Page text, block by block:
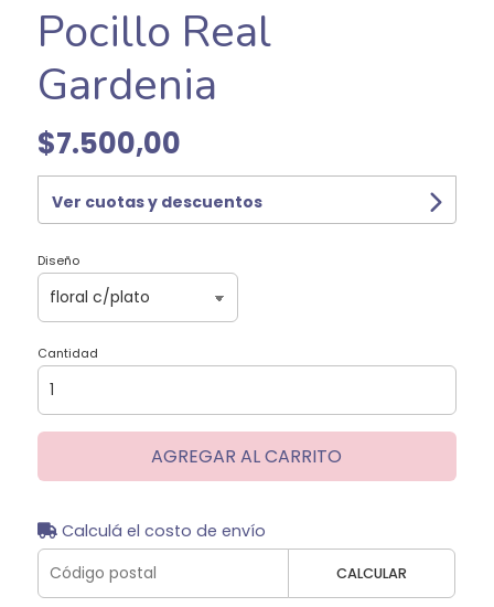
Pocillo Real
Gardenia
$7.500,00
Ver cuotas y descuentos
Diseño
Cantidad
AGREGAR AL CARRITO
Calculá el costo de envío
CALCULAR